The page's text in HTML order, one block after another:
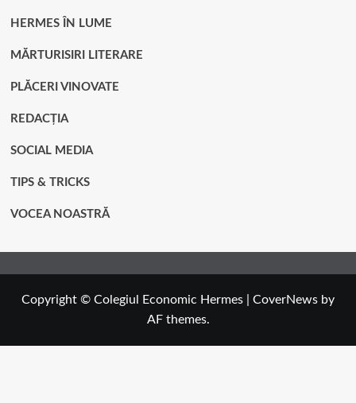
HERMES ÎN LUME
MĂRTURISIRI LITERARE
PLĂCERI VINOVATE
REDACȚIA
SOCIAL MEDIA
TIPS & TRICKS
VOCEA NOASTRĂ
Copyright © Colegiul Economic Hermes CoverNews by
AF themes.